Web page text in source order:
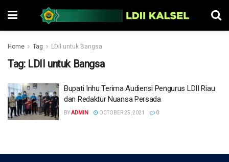
Home Tag LDII untuk Bangsa
Tag: LDII untuk Bangsa
Bupati Inhu Terima Audiensi Pengurus LDII Riau
dan Redaktur Nuansa Persada
BYADMIN OCTOBER 25, 2021 0